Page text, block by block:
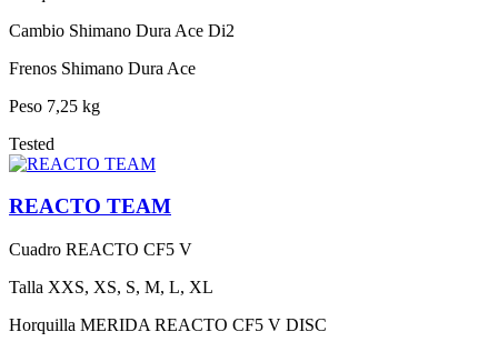
Cambio Shimano Dura Ace Di2
Frenos Shimano Dura Ace
Peso 7,25 kg
Tested
REACTO TEAM
Cuadro REACTO CF5 V
Talla XXS, XS, S, M, L, XL
Horquilla MERIDA REACTO CF5 V DISC